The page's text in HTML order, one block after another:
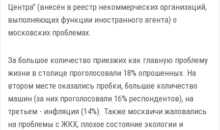
Центра" (внесён в реестр некоммерческих организаций,
выполняющих функции иностранного агента) о
московских проблемах.
За большое количество приезжих как главную проблему
жизни в столице проголосовали 18% опрошенных. На
втором месте оказались пробки, большое количество
машин (за них проголосовали 16% респондентов), на
третьем - инфляция (14%). Также москвичи жаловались
на проблемы с ЖКХ, плохое состояние экологии и